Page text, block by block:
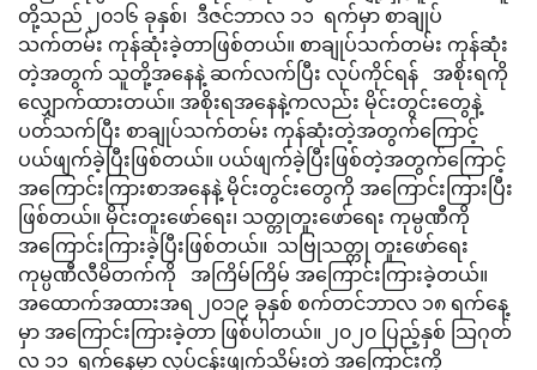
တို့သည် ၂၀၁၆ ခုနှစ်၊ ဒီဇင်ဘာလ ၁၁ ရက်မှာ စာချုပ်
သက်တမ်း ကုန်ဆုံးခဲ့တာဖြစ်တယ်။ စာချုပ်သက်တမ်း ကုန်ဆုံး
တဲ့အတွက် သူတို့အနေနဲ့ ဆက်လက်ပြီး လုပ်ကိုင်ရန် အစိုးရကို
လျှောက်ထားတယ်။ အစိုးရအနေနဲ့ကလည်း မိုင်းတွင်းတွေနဲ့
ပတ်သက်ပြီး စာချုပ်သက်တမ်း ကုန်ဆုံးတဲ့အတွက်ကြောင့်
ပယ်ဖျက်ခဲ့ပြီးဖြစ်တယ်။ ပယ်ဖျက်ခဲ့ပြီးဖြစ်တဲ့အတွက်ကြောင့်
အကြောင်းကြားစာအနေနဲ့ မိုင်းတွင်းတွေကို အကြောင်းကြားပြီး
ဖြစ်တယ်။ မိုင်းတူးဖော်ရေး၊ သတ္တုတူးဖော်ရေး ကုမ္ပဏီကို
အကြောင်းကြားခဲ့ပြီးဖြစ်တယ်။ သဗြုသတ္တု တူးဖော်ရေး
ကုမ္ပဏီလီမိတက်ကို အကြိမ်ကြိမ် အကြောင်းကြားခဲ့တယ်။
အထောက်အထားအရ ၂၀၁၉ ခုနှစ် စက်တင်ဘာလ ၁၈ ရက်နေ့
မှာ အကြောင်းကြားခဲ့တာ ဖြစ်ပါတယ်။ ၂၀၂၀ ပြည့်နှစ် သြဂုတ်
လ ၁၁ ရက်နေ့မှာ လုပ်ငန်းဖျက်သိမ်းတဲ့ အကြောင်းကို